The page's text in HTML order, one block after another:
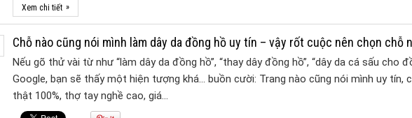
Xem chi tiết »
Chỗ nào cũng nói mình làm dây da đồng hồ uy tín – vậy rốt cuộc nên chọn chỗ
Nếu gõ thử vài từ như “làm dây da đồng hồ”, “thay dây đồng hồ”, “dây da cá sấu cho
Google, bạn sẽ thấy một hiện tượng khá… buồn cười: Trang nào cũng nói mình uy tín,
thật 100%, thợ tay nghề cao, giá…